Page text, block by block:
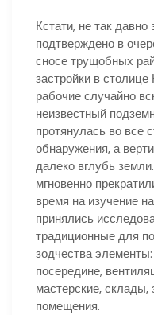
Кстати, не так
подтверждено в
сносе трущобных
застройки в
рабочие случайно
неизвестный
протянулась во все
обнаружения, а
далеко вглубь
мгновенно
время на изучение
принялись
традиционные для
зодчества
посередине,
мастерские,
помещения.